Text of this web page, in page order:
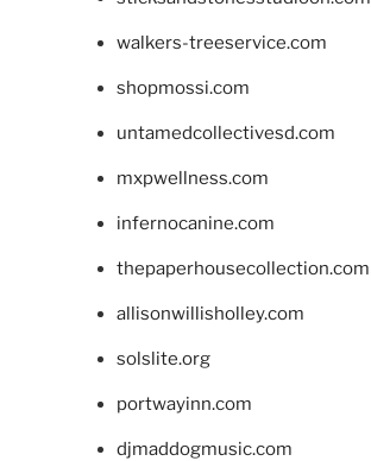
walkers-treeservice.com
shopmossi.com
untamedcollectivesd.com
mxpwellness.com
infernocanine.com
thepaperhousecollection.com
allisonwillisholley.com
solslite.org
portwayinn.com
djmaddogmusic.com